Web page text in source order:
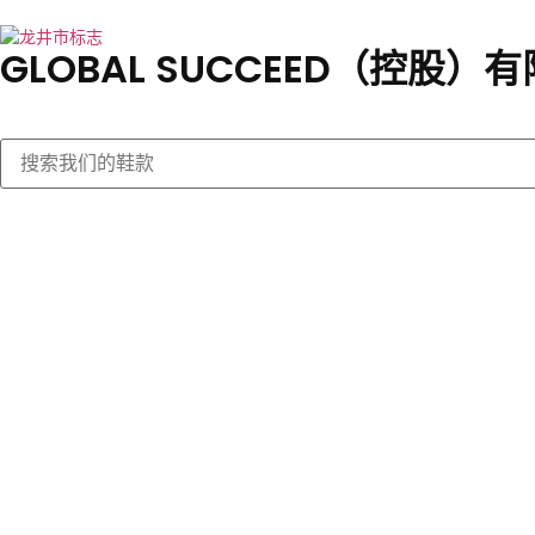
GLOBAL SUCCEED（控股）